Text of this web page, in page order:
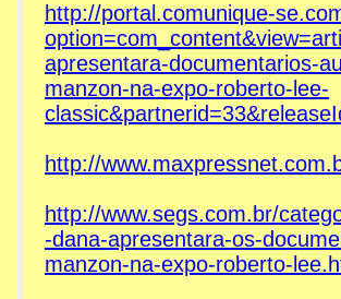
http://portal.comunique-
apresentara-documentarios-
manzon-na-expo-roberto-lee-
http://
http://www.segs.com.br/
-dana-apresentara-os-
manzon-na-expo-roberto-